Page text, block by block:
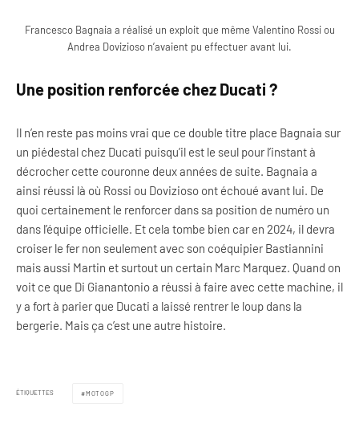
Francesco Bagnaia a réalisé un exploit que même Valentino Rossi ou
Andrea Dovizioso n’avaient pu effectuer avant lui.
Une position renforcée chez Ducati ?
Il n’en reste pas moins vrai que ce double titre place Bagnaia sur
un piédestal chez Ducati puisqu’il est le seul pour l’instant à
décrocher cette couronne deux années de suite. Bagnaia a
ainsi réussi là où Rossi ou Dovizioso ont échoué avant lui. De
quoi certainement le renforcer dans sa position de numéro un
dans l’équipe officielle. Et cela tombe bien car en 2024, il devra
croiser le fer non seulement avec son coéquipier Bastiannini
mais aussi Martin et surtout un certain Marc Marquez. Quand on
voit ce que Di Gianantonio a réussi à faire avec cette machine, il
y a fort à parier que Ducati a laissé rentrer le loup dans la
bergerie. Mais ça c’est une autre histoire.
ÉTIQUETTES MOTOGP